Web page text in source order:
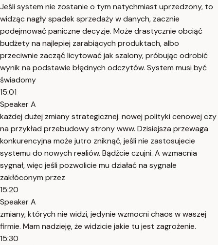
Jeśli system nie zostanie o tym natychmiast uprzedzony, to
widząc nagły spadek sprzedaży w danych, zacznie
podejmować paniczne decyzje. Może drastycznie obciąć
budżety na najlepiej zarabiących produktach, albo
przeciwnie zacząć licytować jak szalony, próbując odrobić
wynik na podstawie błędnych odczytów. System musi być
świadomy
15:01
Speaker A
każdej dużej zmiany strategicznej. nowej polityki cenowej czy
na przykład przebudowy strony www. Dzisiejsza przewaga
konkurencyjna może jutro zniknąć, jeśli nie zastosujecie
systemu do nowych realiów. Bądźcie czujni. A wzmacnia
sygnał, więc jeśli pozwolicie mu działać na sygnale
zakłóconym przez
15:20
Speaker A
zmiany, których nie widzi, jedynie wzmocni chaos w waszej
firmie. Mam nadzieję, że widzicie jakie tu jest zagrożenie.
15:30